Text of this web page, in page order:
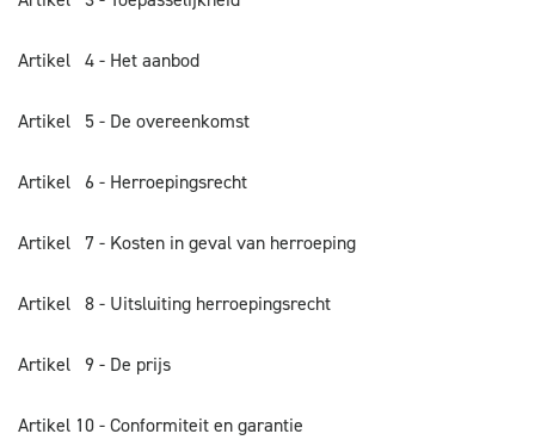
Artikel 4 - Het aanbod
Artikel 5 - De overeenkomst
Artikel 6 - Herroepingsrecht
Artikel 7 - Kosten in geval van herroeping
Artikel 8 - Uitsluiting herroepingsrecht
Artikel 9 - De prijs
Artikel 10 - Conformiteit en garantie